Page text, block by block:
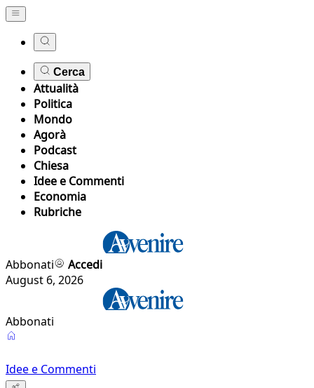
Cerca
Attualità
Politica
Mondo
Agorà
Podcast
Chiesa
Idee e Commenti
Economia
Rubriche
Abbonati
Accedi
August 6, 2026
Abbonati
Idee e Commenti